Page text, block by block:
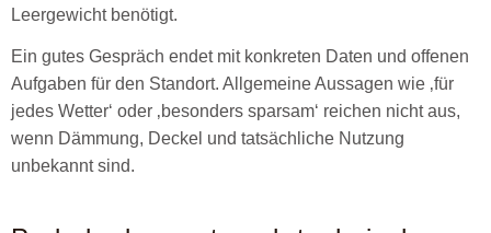
Leergewicht benötigt.
Ein gutes Gespräch endet mit konkreten Daten und offenen
Aufgaben für den Standort. Allgemeine Aussagen wie ‚für
jedes Wetter‘ oder ‚besonders sparsam‘ reichen nicht aus,
wenn Dämmung, Deckel und tatsächliche Nutzung
unbekannt sind.